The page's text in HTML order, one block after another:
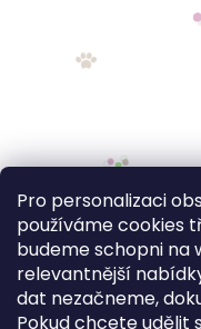
Pro personalizaci
používáme cookies
budeme schopni na
relevantnější
dat nezačneme,
Pokud chcete udělit